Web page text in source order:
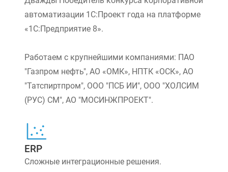
автоматизации 1С:Проект года на платформе
«1С:Предприятие 8».
Работаем с крупнейшими компаниями: ПАО
"Газпром нефть", АО «ОМК», НПТК «ОСК», АО
"Татспиртпром", ООО "ПСБ ИИ", ООО "ХОЛСИМ
(РУС) СМ", АО "МОСИНЖПРОЕКТ".
ERP
Сложные интеграционные решения.